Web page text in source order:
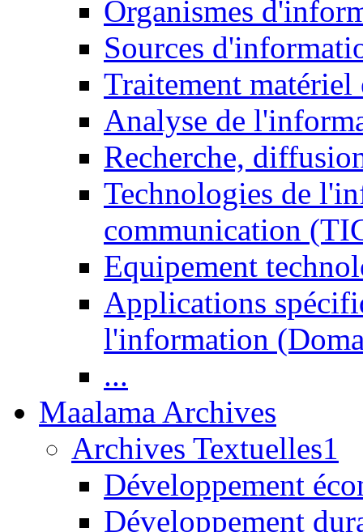
Organismes
Sources
Traitement matériel
Analyse de
Recherche,
Technologies de
communication
Equipement
Applications
l'information
...
Maalama Archives
Archives Textuelles1
Développement
Développement